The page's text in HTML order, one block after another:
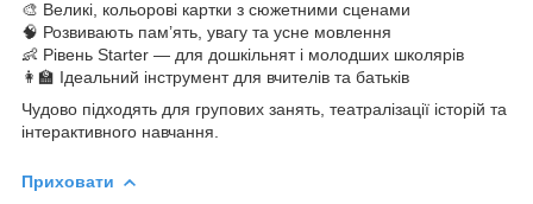
🎨 Великі, кольорові картки з сюжетними сценами
🧠 Розвивають пам’ять, увагу та усне мовлення
👶 Рівень Starter — для дошкільнят і молодших школярів
👩‍🏫 Ідеальний інструмент для вчителів та батьків
Чудово підходять для групових занять, театралізації історій та
інтерактивного навчання.
Приховати